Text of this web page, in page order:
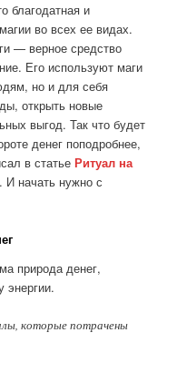
благодатная и
во всех ее видах.
— верное средство
Его используют маги
но и для себя
открыть новые
выгод. Так что будет
денег поподробнее,
в статьеРитуал на
И начать нужно с
природа денег,
энергии.
которые потрачены